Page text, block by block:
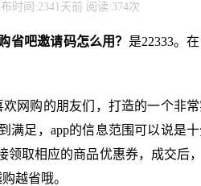
时间:2341天前 阅读:374次
省吧邀请码怎么用？ 是22333。
欢网购的朋友们，打造的一个非
满足，app的信息范围可以说是
领取相应的商品优惠券，成交后
越省哦。